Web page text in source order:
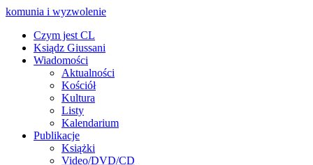
komunia i wyzwolenie
Czym jest CL
Ksiądz Giussani
Wiadomości
Aktualności
Kościół
Kultura
Listy
Kalendarium
Publikacje
Książki
Video/DVD/CD